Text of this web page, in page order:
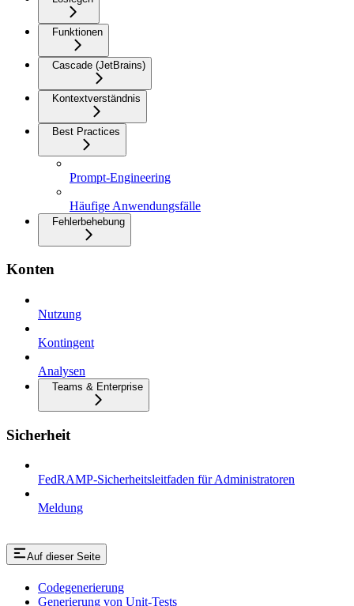
Funktionen
Cascade (JetBrains)
Kontextverständnis
Best Practices
Prompt-Engineering
Häufige Anwendungsfälle
Fehlerbehebung
Konten
Nutzung
Kontingent
Analysen
Teams & Enterprise
Sicherheit
FedRAMP-Sicherheitsleitfaden für Administratoren
Meldung
Auf dieser Seite
Codegenerierung
Generierung von Unit-Tests